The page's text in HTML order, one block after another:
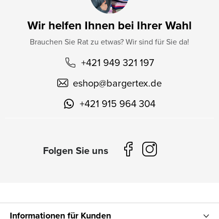
Wir helfen Ihnen bei Ihrer Wahl
Brauchen Sie Rat zu etwas? Wir sind für Sie da!
+421 949 321 197
eshop@bargertex.de
+421 915 964 304
Informationen für Kunden